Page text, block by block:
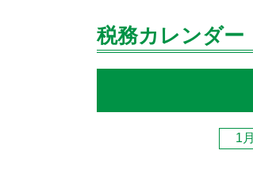
税務カレンダー
1月